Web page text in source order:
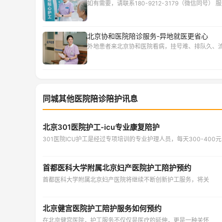
如有需要，请联系180-9212-3179（微信同号）
北京协和医院陪诊服务-异地就医更省心
外地患者来北京协和医院看病，挂号难、排队久、
同城其他医院陪诊陪护讯息
北京301医院护工-icu专业康复陪护
301医院ICU护工是经过专项培训的专业护理人员，每天300-400元
首都医科大学附属北京妇产医院护工陪护预约
首都医科大学附属北京妇产医院将继续不断创新护工服务，将关
北京健宫医院护工陪护服务如何预约
在北京健宫医院，护工服务不仅仅是医疗的延伸，更是一种关怀